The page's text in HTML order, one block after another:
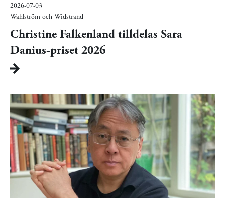
2026-07-03
Wahlström och Widstrand
Christine Falkenland tilldelas Sara
Danius-priset 2026